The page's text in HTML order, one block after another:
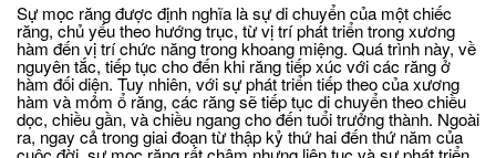
Sự mọc răng được định nghĩa là sự di chuyển của một chiếc
răng, chủ yếu theo hướng trục, từ vị trí phát triển trong xương
hàm đến vị trí chức năng trong khoang miệng. Quá trình này, về
nguyên tắc, tiếp tục cho đến khi răng tiếp xúc với các răng ở
hàm đối diện. Tuy nhiên, với sự phát triển tiếp theo của xương
hàm và mỏm ổ răng, các răng sẽ tiếp tục di chuyển theo chiều
dọc, chiều gần, và chiều ngang cho đến tuổi trưởng thành. Ngoài
ra, ngay cả trong giai đoạn từ thập kỷ thứ hai đến thứ năm của